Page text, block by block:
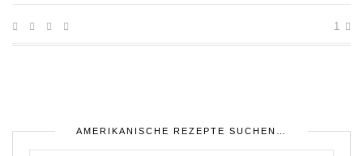
1
AMERIKANISCHE REZEPTE SUCHEN…